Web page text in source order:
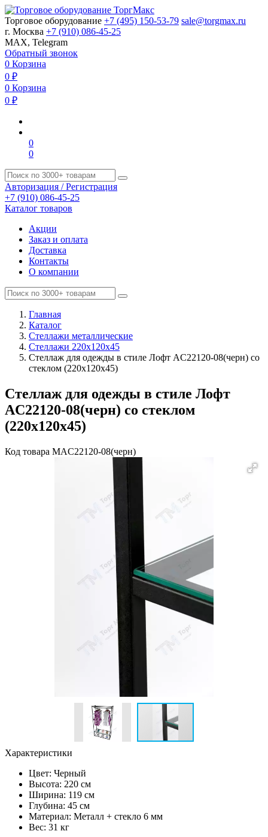
Торговое оборудование +7 (495) 150-53-79 sale@torgmax.ru
г. Москва +7 (910) 086-45-25
MAX, Telegram
Обратный звонок
0 Корзина
0 ₽
0 Корзина
0 ₽
0
0
Авторизация / Регистрация
+7 (910) 086-45-25
Каталог товаров
Акции
Заказ и оплата
Доставка
Контакты
О компании
Главная
Каталог
Стеллажи металлические
Стеллажи 220х120х45
Стеллаж для одежды в стиле Лофт AС22120-08(черн) со
стеклом (220х120х45)
Стеллаж для одежды в стиле Лофт
AС22120-08(черн) со стеклом
(220х120х45)
Код товара MAC22120-08(черн)
Характеристики
Цвет: Черный
Высота: 220 см
Ширина: 119 см
Глубина: 45 см
Материал: Металл + стекло 6 мм
Вес: 31 кг